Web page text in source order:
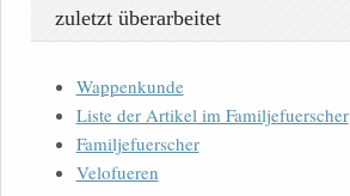
zuletzt überarbeitet
Wappenkunde
Liste der Artikel im Familjefuerscher
Familjefuerscher
Velofueren